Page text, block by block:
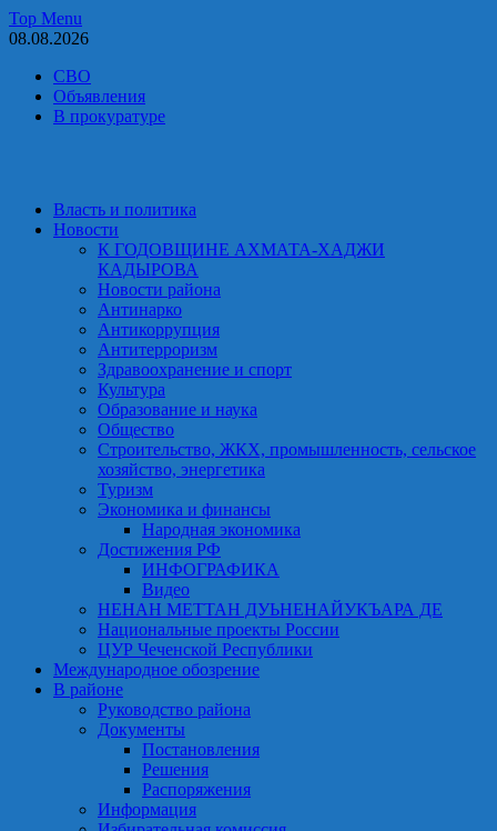
Skip
to
Top Menu
08.08.2026
СВО
Объявления
В прокуратуре
Власть и политика
Новости
К ГОДОВЩИНЕ АХМАТА-ХАДЖИ
КАДЫРОВА
Новости района
Антинарко
Антикоррупция
Антитерроризм
Здравоохранение и спорт
Культура
Образование и наука
Общество
Строительство, ЖКХ, промышленность, сельское
хозяйство, энергетика
Туризм
Экономика и финансы
Народная экономика
Достижения РФ
ИНФОГРАФИКА
Видео
НЕНАН МЕТТАН ДУЬНЕНАЙУКЪАРА ДЕ
Национальные проекты России
ЦУР Чеченской Республики
Международное обозрение
В районе
Руководство района
Документы
Постановления
Решения
Распоряжения
Информация